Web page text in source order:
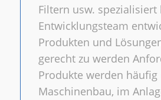
Filtern usw.
Entwicklungsteam
Produkten und
gerecht zu werden
Produkte werden
Maschinenbau, im